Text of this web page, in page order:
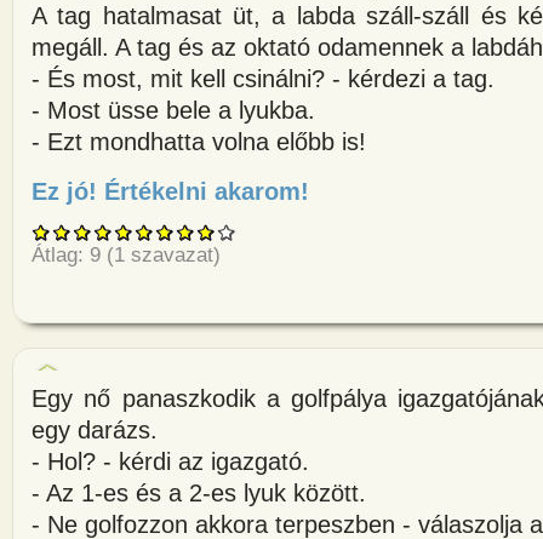
A tag hatalmasat üt, a labda száll-száll és
megáll. A tag és az oktató odamennek a
- És most, mit kell csinálni? - kérdezi a tag.
- Most üsse bele a lyukba.
- Ezt mondhatta volna előbb is!
Ez jó! Értékelni akarom!
Átlag: 9 (1 szavazat)
Egy nő panaszkodik a golfpálya
egy darázs.
- Hol? - kérdi az igazgató.
- Az 1-es és a 2-es lyuk között.
- Ne golfozzon akkora terpeszben - válaszolja